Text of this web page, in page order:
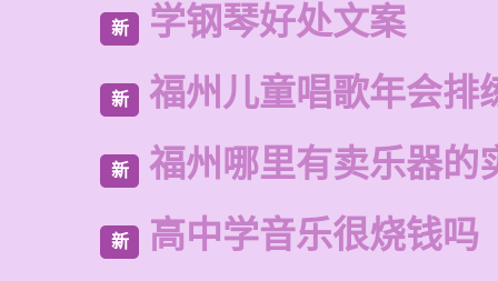
新 学钢琴好处文案
新 福州儿童唱歌年会排
新 福州哪里有卖乐器的
新 高中学音乐很烧钱吗